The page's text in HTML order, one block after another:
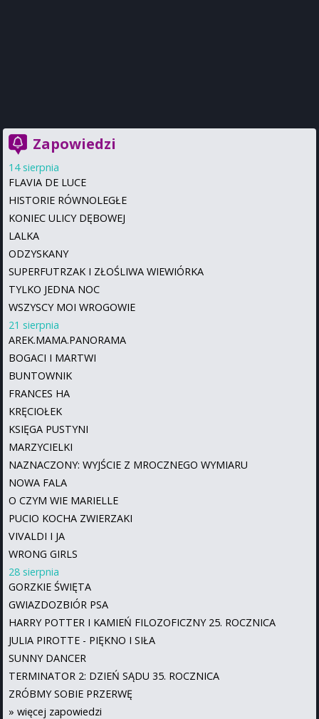
Zapowiedzi
14 sierpnia
FLAVIA DE LUCE
HISTORIE RÓWNOLEGŁE
KONIEC ULICY DĘBOWEJ
LALKA
ODZYSKANY
SUPERFUTRZAK I ZŁOŚLIWA WIEWIÓRKA
TYLKO JEDNA NOC
WSZYSCY MOI WROGOWIE
21 sierpnia
AREK.MAMA.PANORAMA
BOGACI I MARTWI
BUNTOWNIK
FRANCES HA
KRĘCIOŁEK
KSIĘGA PUSTYNI
MARZYCIELKI
NAZNACZONY: WYJŚCIE Z MROCZNEGO WYMIARU
NOWA FALA
O CZYM WIE MARIELLE
PUCIO KOCHA ZWIERZAKI
VIVALDI I JA
WRONG GIRLS
28 sierpnia
GORZKIE ŚWIĘTA
GWIAZDOZBIÓR PSA
HARRY POTTER I KAMIEŃ FILOZOFICZNY 25. ROCZNICA
JULIA PIROTTE - PIĘKNO I SIŁA
SUNNY DANCER
TERMINATOR 2: DZIEŃ SĄDU 35. ROCZNICA
ZRÓBMY SOBIE PRZERWĘ
» więcej zapowiedzi